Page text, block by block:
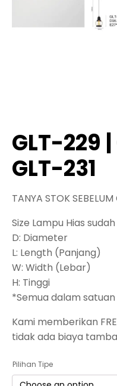
GLT-229
GLT-231
TANYA STOK SEBELUM
Size Lampu Hias
D: Diameter
L: Length (Panjang)
W: Width (Lebar)
H: Tinggi
*Semua dalam
Kami memberikan
tidak ada biaya
Pilihan Tipe